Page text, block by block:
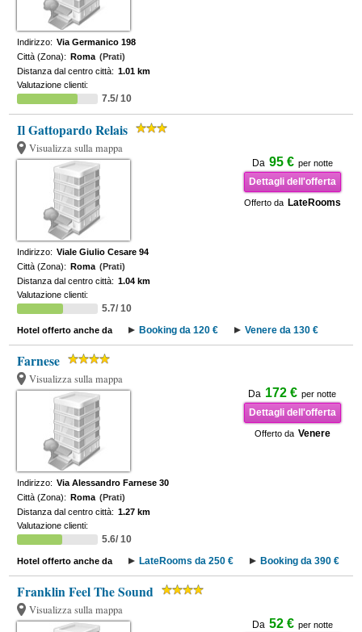
Indirizzo: Via Germanico 198
Città (Zona): Roma (Prati)
Distanza dal centro città: 1.01 km
Valutazione clienti:
7.5/ 10
Il Gattopardo Relais
Visualizza sulla mappa
Da 95 € per notte
Dettagli dell'offerta
Offerto da LateRooms
Indirizzo: Viale Giulio Cesare 94
Città (Zona): Roma (Prati)
Distanza dal centro città: 1.04 km
Valutazione clienti:
5.7/ 10
Hotel offerto anche da Booking da 120 € Venere da 130 €
Farnese
Visualizza sulla mappa
Da 172 € per notte
Dettagli dell'offerta
Offerto da Venere
Indirizzo: Via Alessandro Farnese 30
Città (Zona): Roma (Prati)
Distanza dal centro città: 1.27 km
Valutazione clienti:
5.6/ 10
Hotel offerto anche da LateRooms da 250 € Booking da 390 €
Franklin Feel The Sound
Visualizza sulla mappa
Da 52 € per notte